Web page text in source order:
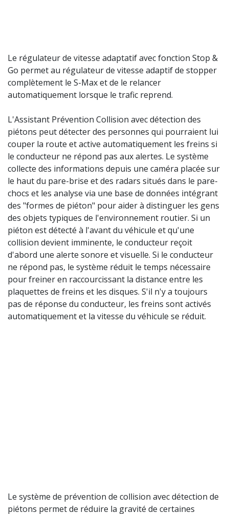
Le régulateur de vitesse adaptatif avec fonction Stop &
Go permet au régulateur de vitesse adaptif de stopper
complètement le S-Max et de le relancer
automatiquement lorsque le trafic reprend.
L'Assistant Prévention Collision avec détection des
piétons peut détecter des personnes qui pourraient lui
couper la route et active automatiquement les freins si
le conducteur ne répond pas aux alertes. Le système
collecte des informations depuis une caméra placée sur
le haut du pare-brise et des radars situés dans le pare-
chocs et les analyse via une base de données intégrant
des "formes de piéton" pour aider à distinguer les gens
des objets typiques de l'environnement routier. Si un
piéton est détecté à l'avant du véhicule et qu'une
collision devient imminente, le conducteur reçoit
d'abord une alerte sonore et visuelle. Si le conducteur
ne répond pas, le système réduit le temps nécessaire
pour freiner en raccourcissant la distance entre les
plaquettes de freins et les disques. S'il n'y a toujours
pas de réponse du conducteur, les freins sont activés
automatiquement et la vitesse du véhicule se réduit.
Le système de prévention de collision avec détection de
piétons permet de réduire la gravité de certaines